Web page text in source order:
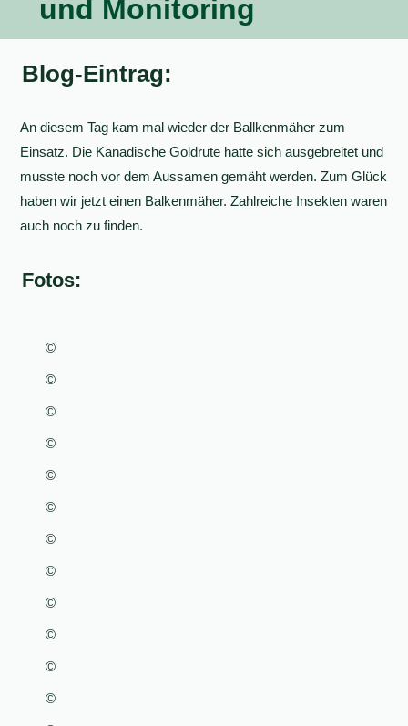
und Monitoring
Blog-Eintrag:
An diesem Tag kam mal wieder der Ballkenmäher zum
Einsatz. Die Kanadische Goldrute hatte sich ausgebreitet und
musste noch vor dem Aussamen gemäht werden. Zum Glück
haben wir jetzt einen Balkenmäher. Zahlreiche Insekten waren
auch noch zu finden.
Fotos:
©
©
©
©
©
©
©
©
©
©
©
©